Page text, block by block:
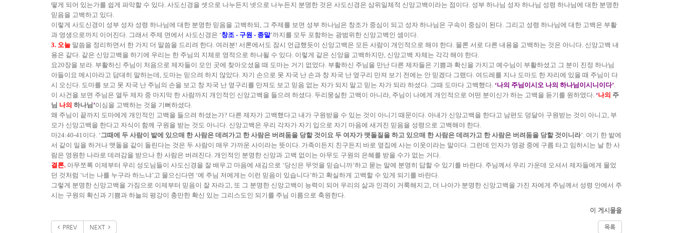
떻게 되어 있는가를 쉽게 파악할 수 있다. 사도신경을 셋으로 나누든지 넷으로 나누든지 분명한 것은 사도신경은 삼위일체적 신앙고백이라는 점이다. 성부 하나님 성자 하나님 성령 하나님에 대한 분명한
믿음을 고백하고 있다.
이렇게 사도신경이 성부 성자 성령 하나님에 대한 분명한 믿음을 고백하되, 그 주제를 보면 성부 하나님은 창조가 중심이 되고 성자 하나님은 구속이 중심이 된다. 그리고 성령 하나님에 대한 고백은 부활
과 영생으로까지 이어진다. 그래서 주제 면에서 사도신경은 ‘창조 - 구원 - 종말’까지를 모두 포함하는 광범위한 신앙고백인 셈이다.
3. 오늘 말씀을 정리하면서 한 가지 더 말씀을 드리려 한다. 여러분! 서론에서도 잠시 언급했듯이 신앙고백은 모든 사람이 개인적으로 해야 한다. 물론 서로 다른 내용을 고백하는 것은 아니다. 신앙고백 내
용은 같다. 같은 신앙고백을 하기에 우리는 한 주님의 지체로 영적으로 하나될 수 있다. 이렇게 같은 신앙을 고백하지만, 신앙고백 자체는 각각 해야 한다.
요20장을 보라. 부활하신 주님이 처음으로 제자들이 모인 곳에 찾아오셨을 때 도마는 거기 없었다. 부활하신 주님을 만난 다른 제자들은 기쁨과 확신을 가지고 예수님이 부활하셨고 그 분이 진정 하나님
아들이요 메시아라고 담대히 말하는데, 도마는 믿으려 하지 않았다. 자기 손으로 못 자국 난 손과 창 자국 난 옆구리 만져 보기 전에는 안 믿겠다 그랬다. 여드레를 지나 도마도 한 자리에 있을 때 주님이 다
시 오신다. 도마를 보고 못 자국 난 주님의 손을 보고 창 자국 난 옆구리를 만져도 보고 믿음 없는 자가 되지 말고 믿는 자가 되라 하셨다. 그때 도마다 고백했다. ‘나의 주님이시오 나의 하나님이시니이다’.
이 사건을 보면 주님은 열두 제자 중 마지막 한 사람까지 개인적인 신앙고백을 들으려 하셨다. 두리뭉실한 고백이 아니라, 주님이 나에게 개인적으로 어떤 분이신가 하는 고백을 듣기를 원하였다. ‘나의 주
님 나의 하나님 ’이심을 고백하는 것을 기뻐하셨다.
왜 주님이 끝까지 도마에게 개인적인 고백을 들으려 하셨는가? 다른 제자가 고백했다고 내가 구원받을 수 있는 것이 아니기 때문이다. 아내가 신앙고백을 한다고 남편도 덩달아 구원받는 것이 아니고, 부
모가 신앙고백을 한다고 자식이 함께 구원을 받는 것도 아니다. 신앙고백은 우리 각자가 자기 입으로 자기 마음에 새겨진 믿음을 성령으로 고백해야 한다.
마24:40-41이다. ‘그때에 두 사람이 밭에 있으매 한 사람은 데려가고 한 사람은 버려둠을 당할 것이요 두 여자가 맷돌질을 하고 있으매 한 사람은 데려가고 한 사람은 버려둠을 당할 것이니라’. 여기 한 밭에
서 같이 일을 하거나 맷돌을 같이 돌린다는 것은 두 사람이 매우 가까운 사이라는 뜻이다. 가족이든지 친구든지 바로 옆집에 사는 이웃이라는 말이다. 그런데 인자가 영광 중에 구름 타고 임하시는 날 한 사
람은 영원한 나라로 데려감을 받으나 한 사람은 버려진다. 개인적인 분명한 신앙과 고백 없이는 아무도 구원의 은혜를 받을 수가 없는 거다.
결론. 아무쪼록 이제부터 우리 성도님들이 사도신경을 잘 배우고 마음에 새김으로 ‘당신은 무엇을 믿습니까’하고 묻는 말에 분명히 답할 수 있기를 바란다. 주님께서 우리 가운데 오셔서 제자들에게 물었
던 것처럼 ‘너는 나를 누구라 하느냐’고 물으신다면 ‘예 주님 저에게는 이런 믿음이 있습니다’하고 확실하게 고백할 수 있게 되기를 바란다.
그렇게 분명한 신앙고백을 가짐으로 이제부터 믿음이 잘 자라고, 또 그 분명한 신앙고백이 능력이 되어 우리의 삶과 인격이 거룩해지고, 더 나아가 분명한 신앙고백을 가진 자에게 주님께서 성령 안에서 주
시는 구원의 확신과 기쁨과 하늘의 평강이 충만한 확신 있는 그리스도인 되기를 주님 이름으로 축원한다.
이 게시물을
PREV NEXT 목록